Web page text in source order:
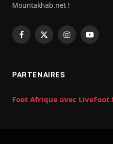
Mountakhab.net !
Facebook
X
InstagramYouTube
PARTENAIRES
Foot Afrique avec